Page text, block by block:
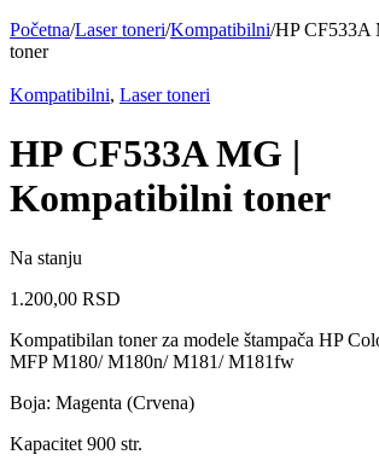
Početna/Laser toneri/Kompatibilni/HP CF533A
toner
Kompatibilni, Laser toneri
HP CF533A MG |
Kompatibilni toner
Na stanju
1.200,00 RSD
Kompatibilan toner za modele štampača HP
MFP M180/ M180n/ M181/ M181fw
Boja: Magenta (Crvena)
Kapacitet 900 str.